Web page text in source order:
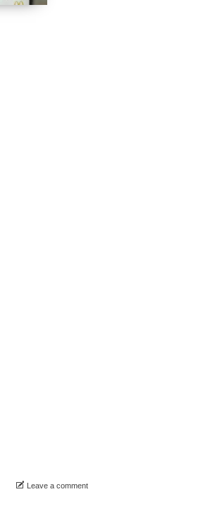
Leave a comment